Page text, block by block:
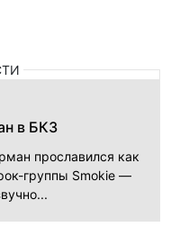
в БКЗ
прославился как
группы Smokie —